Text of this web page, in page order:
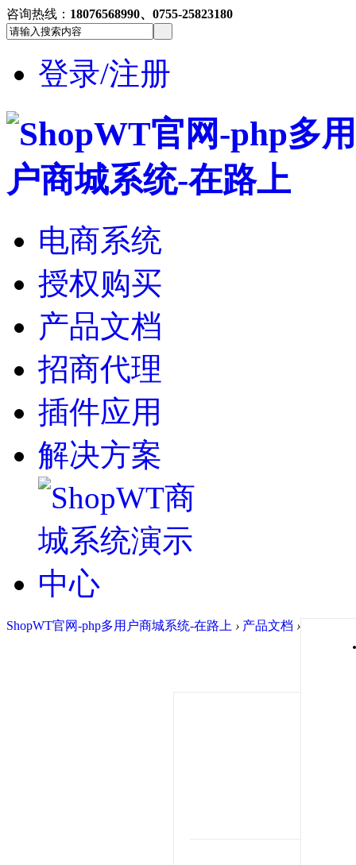
咨询热线： 18076568990、0755-25823180
登录/注册
电商系统
授权购买
产品文档
招商代理
插件应用
解决方案
ShopWT官网-php多用户商城系统-在路上 › 产品文档 ›